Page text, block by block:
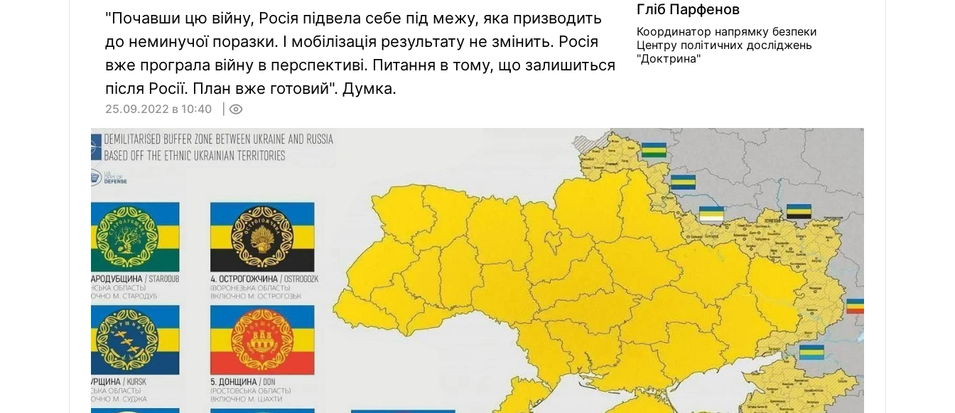
"Почавши цю війну, Росія підвела себе під межу, яка призводить
до неминучої поразки. І мобілізація результату не змінить. Росія
вже програла війну в перспективі. Питання в тому, що залишиться
після Росії. План вже готовий". Думка.
Гліб Парфенов
Координатор напрямку безпеки
Центру політичних досліджень
"Доктрина"
25.09.2022 в 10:40